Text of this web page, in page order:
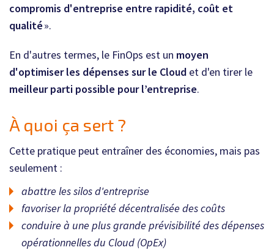
compromis d'entreprise entre rapidité, coût et
qualité».
En d'autres termes, le FinOps est un moyen
d'optimiser les dépenses sur le Cloud et d'en tirer le
meilleur parti possible pour l’entreprise.
À quoi ça sert ?
Cette pratique peut entraîner des économies, mais pas
seulement :
abattre les silos d'entreprise
favoriser la propriété décentralisée des coûts
conduire à une plus grande prévisibilité des dépenses
opérationnelles du Cloud (OpEx)